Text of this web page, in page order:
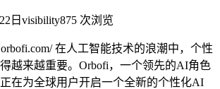
日 visibility875 次浏览
在人工智能技术的浪潮中，个性
越来越重要。Orbofi，一个领先的AI角色
在为全球用户开启一个全新的个性化AI